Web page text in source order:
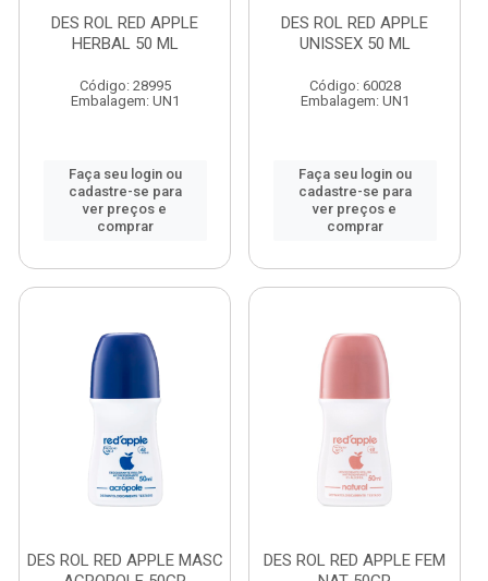
DES ROL RED APPLE
HERBAL 50 ML
Código: 28995
Embalagem: UN1
Faça seu login ou
cadastre-se para
ver preços e
comprar
DES ROL RED APPLE
UNISSEX 50 ML
Código: 60028
Embalagem: UN1
Faça seu login ou
cadastre-se para
ver preços e
comprar
DES ROL RED APPLE MASC
DES ROL RED APPLE FEM